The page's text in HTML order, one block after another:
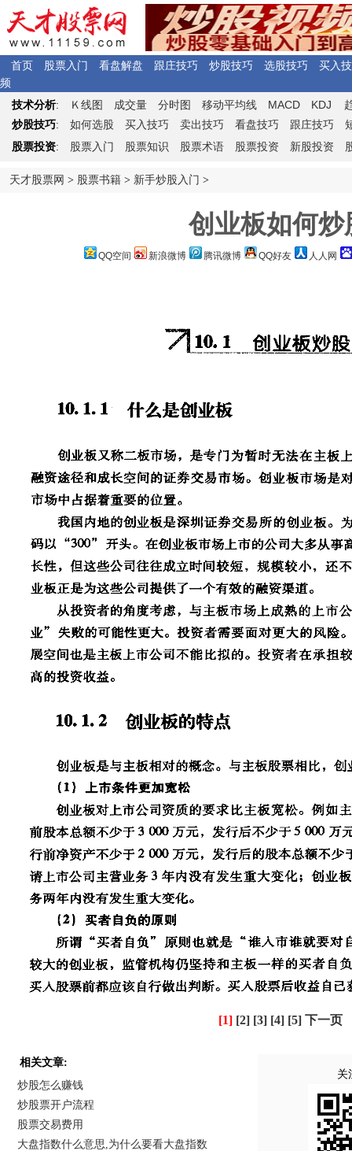
首页 股票入门 看盘解盘 跟庄技巧 炒股技巧 选股技巧
买入
频
技术分析: Ｋ 线图 成交量 分时图 移动平均线 MACD KDJ
炒股技巧: 如何选股 买入技巧 卖出技巧 看盘技巧 跟庄技巧
股票投资: 股票入门 股票知识 股票术语 股票投资 新股投资
天才股票网 > 股票书籍 > 新手炒股入门 >
创业板如何炒
QQ空间 新浪微博 腾讯微博 QQ好友 人人网
[1] [2] [3] [4] [5] 下一页
相关文章:
炒股怎么赚钱
炒股票开户流程
股票交易费用
大盘指数什么意思,为什么要看大盘指数
关